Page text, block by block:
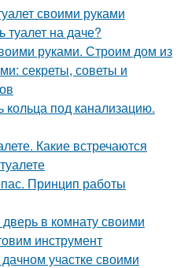
своими руками
туалет на даче?
руками. Строим дом из
секреты, советы и
кольца под канализацию.
Какие встречаются
Принцип работы
в комнату своими
инструмент
участке своими